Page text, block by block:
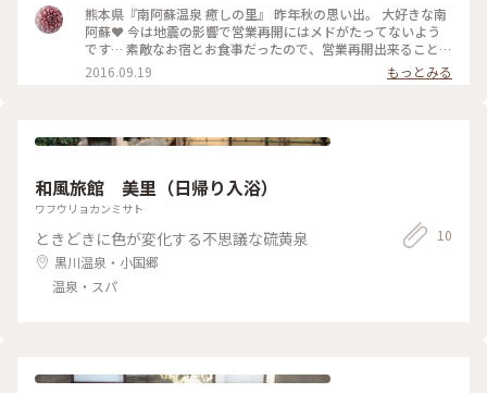
熊本県『南阿蘇温泉 癒しの里』 昨年秋の思い出。 大好きな南
阿蘇❤ 今は地震の影響で営業再開にはメドがたってないよう
です… 素敵なお宿とお食事だったので、営業再開出来ること祈
2016.09.19 もっとみる
和風旅館 美里（日帰り入浴）
ワフウリョカンミサト
ときどきに色が変化する不思議な硫黄泉
黒川温泉・小国郷
温泉・スパ
10